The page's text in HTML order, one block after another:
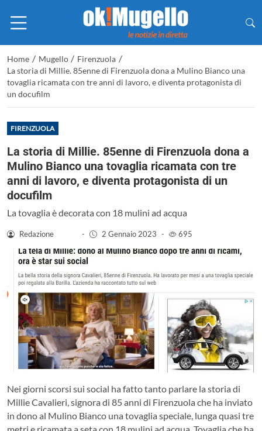
Home / Mugello / Firenzuola /
La storia di Millie. 85enne di Firenzuola dona a Mulino Bianco una
tovaglia ricamata con tre anni di lavoro, e diventa protagonista di
un docufilm
FIRENZUOLA
La storia di Millie. 85enne di Firenzuola dona a
Mulino Bianco una tovaglia ricamata con tre
anni di lavoro, e diventa protagonista di un
docufilm
La tovaglia è decorata con 18 mulini ad acqua
Redazione - 2 Gennaio 2023 - 695
Nei giorni scorsi sui social ha fatto tanto parlare la storia di
Millie Cavalieri, signora di 85 anni di Firenzuola che ha inviato
in dono al Mulino Bianco una tovaglia speciale, lunga quasi tre